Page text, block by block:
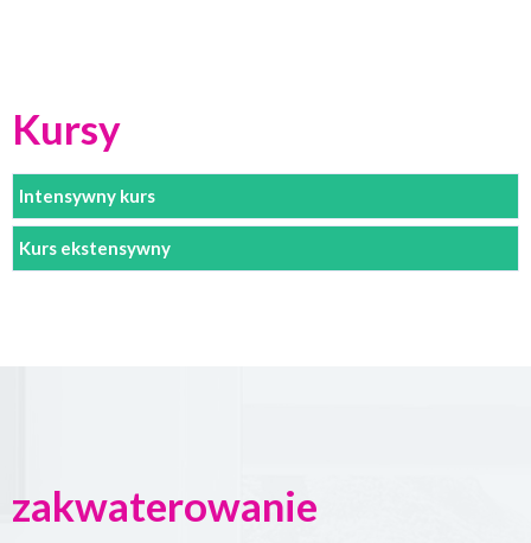
Kursy
Intensywny kurs
Kurs ekstensywny
zakwaterowanie